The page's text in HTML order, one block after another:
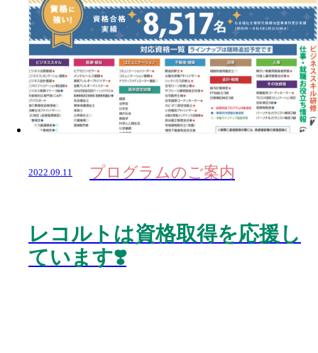
2022.09.11 プログラムのご案内
レコルトは資格取得を応援し
ています❣️